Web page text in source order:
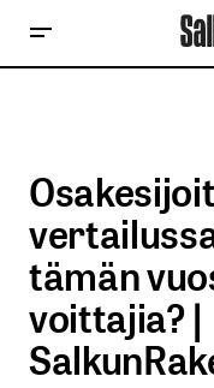
tämän
voittajia? |